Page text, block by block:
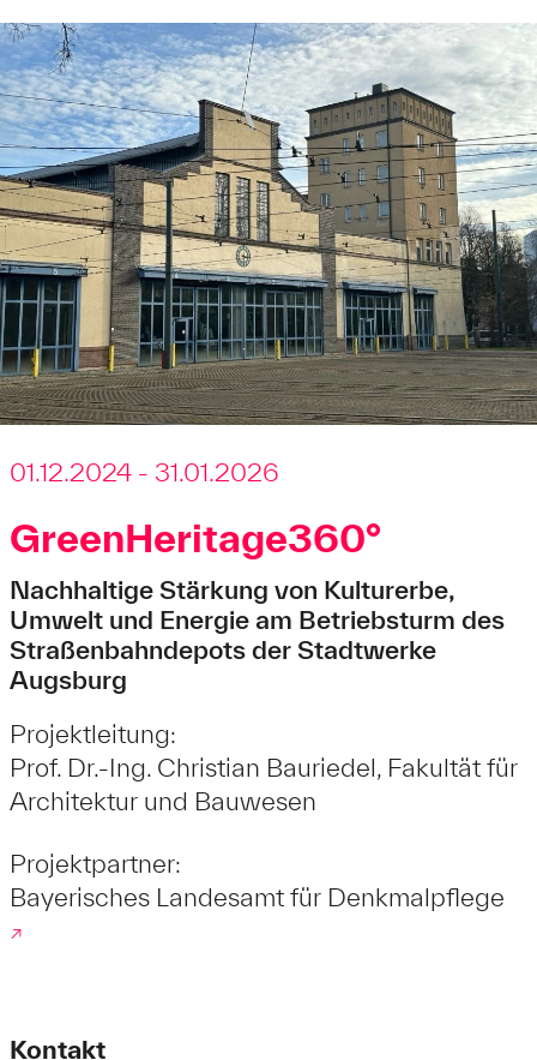
01.12.2024 - 31.01.2026
GreenHeritage360°
Nachhaltige Stärkung von Kulturerbe,
Umwelt und Energie am Betriebsturm des
Straßenbahndepots der Stadtwerke
Augsburg
Projektleitung:
Prof. Dr.-Ing. Christian Bauriedel, Fakultät für
Architektur und Bauwesen
Projektpartner:
Bayerisches Landesamt für Denkmalpflege
↗
Kontakt